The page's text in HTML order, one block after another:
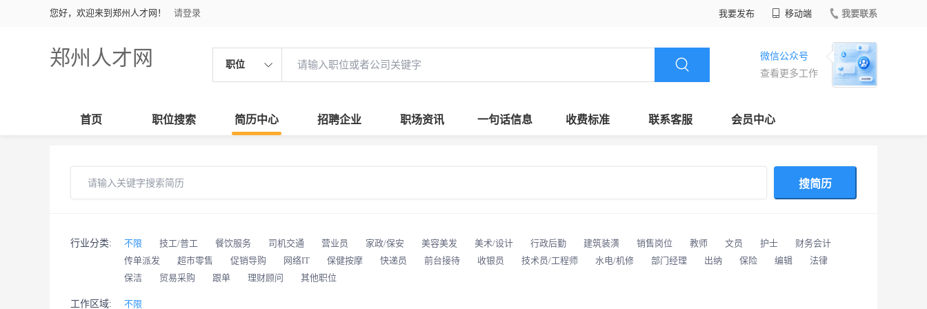
您好，欢迎来到郑州人才网！ 请登录 我要发布 移动端 我要联系
郑州人才网 职位
微信公众号
查看更多工作
首页 职位搜索 简历中心 招聘企业 职场资讯 一句话信息 收费标准 联系客服 会员中心
搜简历
行业分类: 不限 技工/普工 餐饮服务 司机交通 营业员 家政/保安 美容美发 美术/设计 行政后勤 建筑装潢 销售岗位 教师 文员 护士
财务会计
传单派发
超市零售 促销导购 网络IT 保健按摩 快递员 前台接待 收银员 技术员/工程师 水电/机修 部门经理 出纳 保险 编辑
法律
保洁
贸易采购 跟单 理财顾问 其他职位
工作区域: 不限